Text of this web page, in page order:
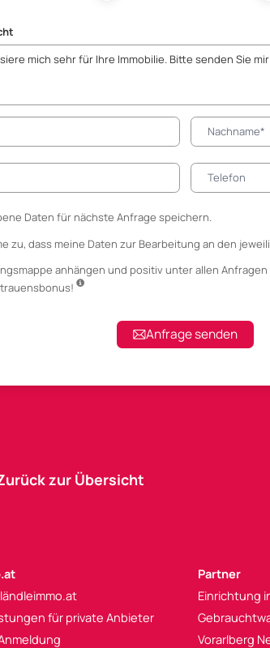
Daten für nächste Anfrage speichern.
zu, dass meine Daten zur Bearbeitung an den
anhängenund positiv unter allen
Anfrage senden
zur Übersicht
für private Anbieter
Partner
Einrichtung
Vorarlberg